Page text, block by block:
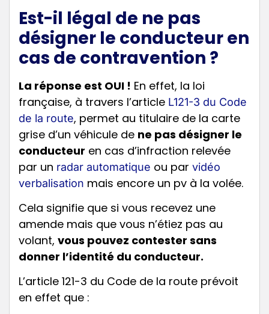
Est-il légal de ne pas
désigner le conducteur en
cas de contravention ?
La réponse est OUI ! En effet, la loi
française, à travers l’article L121-3 du Code
de la route, permet au titulaire de la carte
grise d’un véhicule de ne pas désigner le
conducteur en cas d’infraction relevée
par un radar automatique ou par vidéo
verbalisation mais encore un pv à la volée.
Cela signifie que si vous recevez une
amende mais que vous n’étiez pas au
volant, vous pouvez contester sans
donner l’identité du conducteur.
L’article 121-3 du Code de la route prévoit
en effet que :